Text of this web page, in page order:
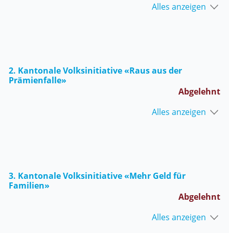
Alles anzeigen
2. Kantonale Volksinitiative «Raus aus der
Prämienfalle»
Abgelehnt
Alles anzeigen
3. Kantonale Volksinitiative «Mehr Geld für
Familien»
Abgelehnt
Alles anzeigen